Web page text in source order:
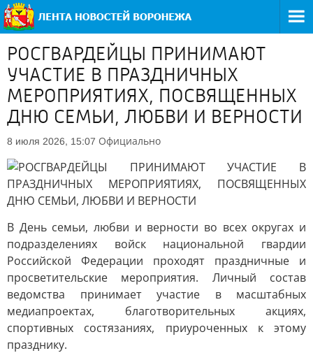
РОСГВАРДЕЙЦЫ ПРИНИМАЮТ
УЧАСТИЕ В ПРАЗДНИЧНЫХ
МЕРОПРИЯТИЯХ, ПОСВЯЩЕННЫХ
ДНЮ СЕМЬИ, ЛЮБВИ И ВЕРНОСТИ
8 июля 2026, 15:07 Официально
В День семьи, любви и верности во всех округах и
подразделениях войск национальной гвардии
Российской Федерации проходят праздничные и
просветительские мероприятия. Личный состав
ведомства принимает участие в масштабных
медиапроектах, благотворительных акциях,
спортивных состязаниях, приуроченных к этому
празднику.